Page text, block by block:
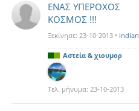
ΕΝΑΣ ΥΠΕΡΟΧΟΣ
ΚΟΣΜΟΣ !!!
Ξεκίνησε: 23-10-2013 • indian
Αστεία & χιουμορ
Τελ. μήνυμα: 23-10-2013